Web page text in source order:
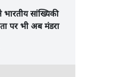
सांख्यिकी
पर भी अब मंडरा